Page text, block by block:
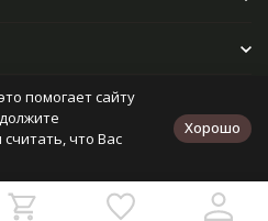
помогает сайту
что Вас
Хорошо